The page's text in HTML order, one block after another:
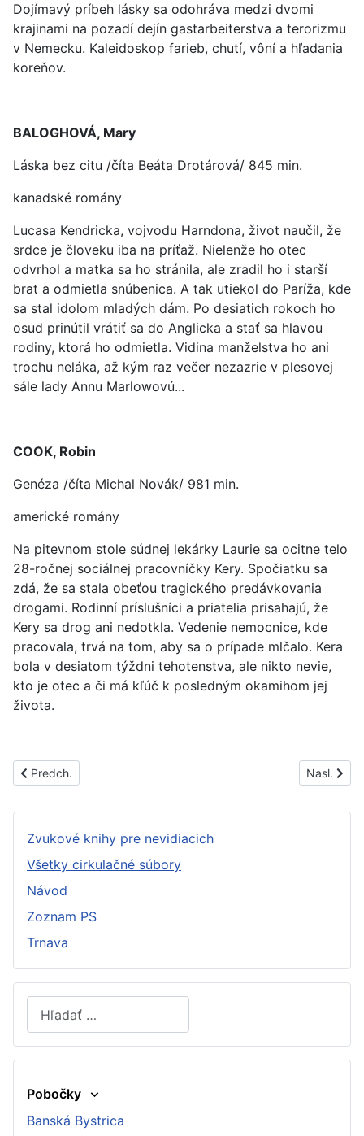
Dojímavý príbeh lásky sa odohráva medzi dvomi
krajinami na pozadí dejín gastarbeiterstva a terorizmu
v Nemecku. Kaleidoskop farieb, chutí, vôní a hľadania
koreňov.
BALOGHOVÁ, Mary
Láska bez citu /číta Beáta Drotárová/ 845 min.
kanadské romány
Lucasa Kendricka, vojvodu Harndona, život naučil, že
srdce je človeku iba na príťaž. Nielenže ho otec
odvrhol a matka sa ho stránila, ale zradil ho i starší
brat a odmietla snúbenica. A tak utiekol do Paríža, kde
sa stal idolom mladých dám. Po desiatich rokoch ho
osud prinútil vrátiť sa do Anglicka a stať sa hlavou
rodiny, ktorá ho odmietla. Vidina manželstva ho ani
trochu neláka, až kým raz večer nezazrie v plesovej
sále lady Annu Marlowovú...
COOK, Robin
Genéza /číta Michal Novák/ 981 min.
americké romány
Na pitevnom stole súdnej lekárky Laurie sa ocitne telo
28-ročnej sociálnej pracovníčky Kery. Spočiatku sa
zdá, že sa stala obeťou tragického predávkovania
drogami. Rodinní príslušníci a priatelia prisahajú, že
Kery sa drog ani nedotkla. Vedenie nemocnice, kde
pracovala, trvá na tom, aby sa o prípade mlčalo. Kera
bola v desiatom týždni tehotenstva, ale nikto nevie,
kto je otec a či má kľúč k posledným okamihom jej
života.
Predchádzajúci článok: PS1447B
Predch. Nasl.
Zvukové knihy pre nevidiacich
Všetky cirkulačné súbory
Návod
Zoznam PS
Trnava
Hľadať
Type 2 or more characters for results.
Pobočky
Banská Bystrica